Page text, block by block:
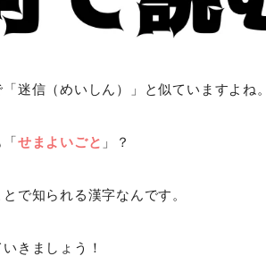
迷信（めいしん）」と似ていますよね。
「せまよいごと 」？
で知られる漢字なんです。
きましょう！